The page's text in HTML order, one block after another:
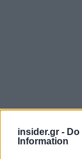
insider.gr -
Information